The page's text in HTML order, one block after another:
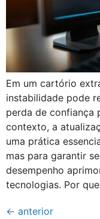
Em um cartório
instabilidade pode
perda de confiança
contexto, a
uma prática
mas para garantir
desempenho
tecnologias. Por
← anterior